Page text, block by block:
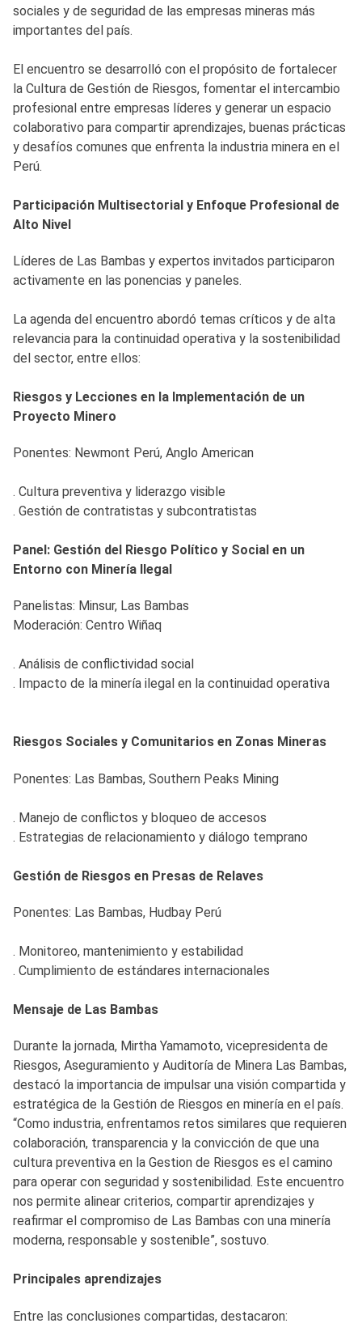
sociales y de seguridad de las empresas mineras más
importantes del país.
El encuentro se desarrolló con el propósito de fortalecer
la Cultura de Gestión de Riesgos, fomentar el intercambio
profesional entre empresas líderes y generar un espacio
colaborativo para compartir aprendizajes, buenas prácticas
y desafíos comunes que enfrenta la industria minera en el
Perú.
Participación Multisectorial y Enfoque Profesional de
Alto Nivel
Líderes de Las Bambas y expertos invitados participaron
activamente en las ponencias y paneles.
La agenda del encuentro abordó temas críticos y de alta
relevancia para la continuidad operativa y la sostenibilidad
del sector, entre ellos:
Riesgos y Lecciones en la Implementación de un
Proyecto Minero
Ponentes: Newmont Perú, Anglo American
. Cultura preventiva y liderazgo visible
. Gestión de contratistas y subcontratistas
Panel: Gestión del Riesgo Político y Social en un
Entorno con Minería Ilegal
Panelistas: Minsur, Las Bambas
Moderación: Centro Wiñaq
. Análisis de conflictividad social
. Impacto de la minería ilegal en la continuidad operativa
Riesgos Sociales y Comunitarios en Zonas Mineras
Ponentes: Las Bambas, Southern Peaks Mining
. Manejo de conflictos y bloqueo de accesos
. Estrategias de relacionamiento y diálogo temprano
Gestión de Riesgos en Presas de Relaves
Ponentes: Las Bambas, Hudbay Perú
. Monitoreo, mantenimiento y estabilidad
. Cumplimiento de estándares internacionales
Mensaje de Las Bambas
Durante la jornada, Mirtha Yamamoto, vicepresidenta de
Riesgos, Aseguramiento y Auditoría de Minera Las Bambas,
destacó la importancia de impulsar una visión compartida y
estratégica de la Gestión de Riesgos en minería en el país.
“Como industria, enfrentamos retos similares que requieren
colaboración, transparencia y la convicción de que una
cultura preventiva en la Gestion de Riesgos es el camino
para operar con seguridad y sostenibilidad. Este encuentro
nos permite alinear criterios, compartir aprendizajes y
reafirmar el compromiso de Las Bambas con una minería
moderna, responsable y sostenible”, sostuvo.
Principales aprendizajes
Entre las conclusiones compartidas, destacaron: